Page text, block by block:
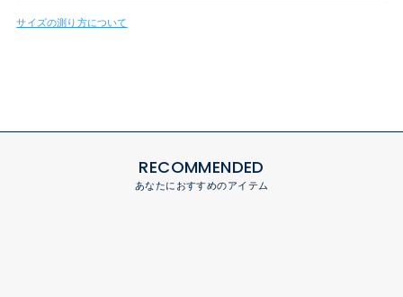
サイズの測り方について
RECOMMENDED
あなたにおすすめのアイテム